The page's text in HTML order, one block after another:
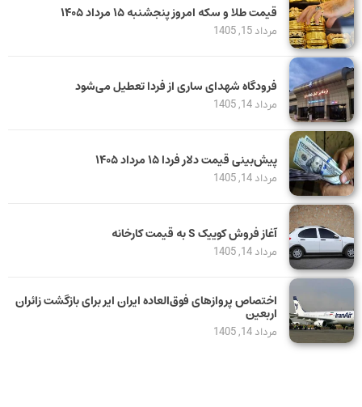
قیمت طلا و سکه امروز پنجشنبه ۱۵ مرداد ۱۴۰۵
مرداد 15, 1405
فرودگاه شهدای ساری از فردا تعطیل می‌شود
مرداد 14, 1405
پیش‌بینی قیمت دلار فردا ۱۵ مرداد ۱۴۰۵
مرداد 14, 1405
آغاز فروش کوییک S به قیمت کارخانه
مرداد 14, 1405
اختصاص پروازهای فوق‌العاده ایران ایر برای بازگشت زائران
اربعین
مرداد 14, 1405